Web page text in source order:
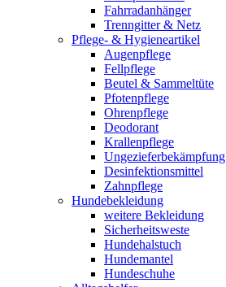
Fahrradanhänger
Trenngitter & Netz
Pflege- & Hygieneartikel
Augenpflege
Fellpflege
Beutel & Sammeltüte
Pfotenpflege
Ohrenpflege
Deodorant
Krallenpflege
Ungezieferbekämpfung
Desinfektionsmittel
Zahnpflege
Hundebekleidung
weitere Bekleidung
Sicherheitsweste
Hundehalstuch
Hundemantel
Hundeschuhe